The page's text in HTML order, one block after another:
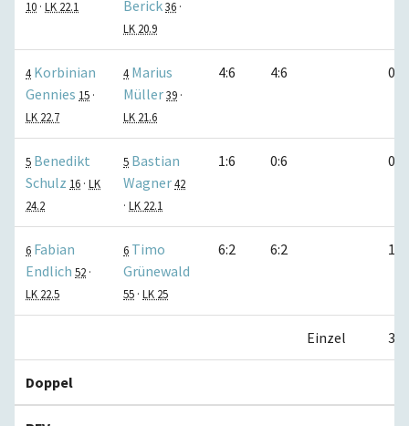
10 · LK 22.1
Berick36 ·
LK 20.9
4 Korbinian
Gennies 15 ·
LK 22.7
4 Marius
Müller39 ·
LK 21.6
4:6 4:6 0:1
5 Benedikt
Schulz 16 · LK
24.2
5 Bastian
Wagner42
· LK 22.1
1:6 0:6 0:1
6 Fabian
Endlich 52 ·
LK 22.5
6 Timo
Grünewald
55 · LK 25
6:2 6:2 1:0
Einzel 3:3
Doppel